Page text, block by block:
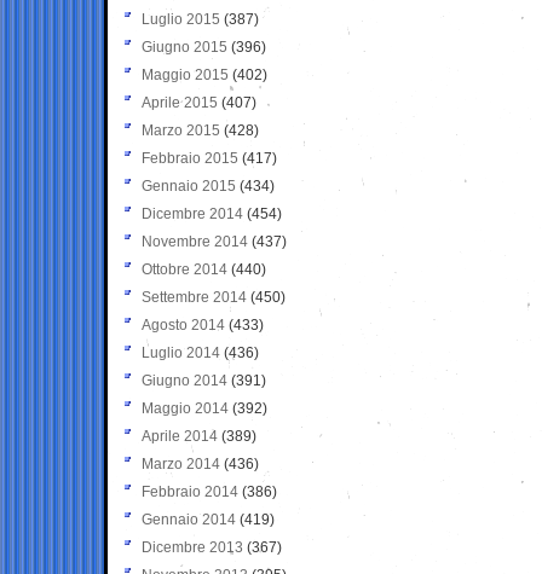
Luglio 2015 (387)
Giugno 2015 (396)
Maggio 2015 (402)
Aprile 2015 (407)
Marzo 2015 (428)
Febbraio 2015 (417)
Gennaio 2015 (434)
Dicembre 2014 (454)
Novembre 2014 (437)
Ottobre 2014 (440)
Settembre 2014 (450)
Agosto 2014 (433)
Luglio 2014 (436)
Giugno 2014 (391)
Maggio 2014 (392)
Aprile 2014 (389)
Marzo 2014 (436)
Febbraio 2014 (386)
Gennaio 2014 (419)
Dicembre 2013 (367)